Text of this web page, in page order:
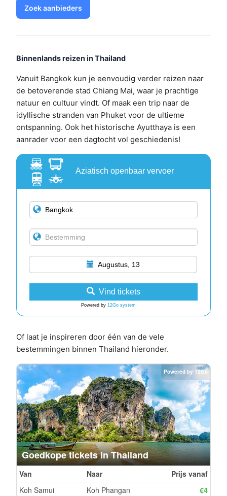
Zoek aanbieders
Binnenlands reizen in Thailand
Vanuit Bangkok kun je eenvoudig verder reizen naar
de betoverende stad Chiang Mai, waar je prachtige
natuur en cultuur vindt. Of maak een trip naar de
idyllische stranden van Phuket voor de ultieme
ontspanning. Ook het historische Ayutthaya is een
aanrader voor een dagtocht vol geschiedenis!
Aziatisch openbaar vervoer
Augustus, 13
Vind tickets
Powered by 12Go system
Of laat je inspireren door één van de vele
bestemmingen binnen Thailand hieronder.